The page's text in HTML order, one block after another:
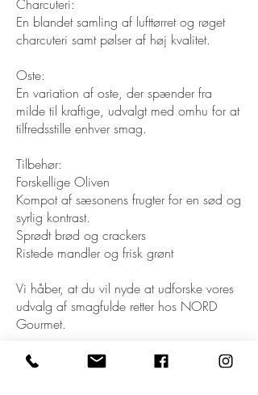
Charcuteri:
En blandet samling af lufttørret og røget
charcuteri samt pølser af høj kvalitet.
Oste:
En variation af oste, der spænder fra
milde til kraftige, udvalgt med omhu for at
tilfredsstille enhver smag.
Tilbehør:
Forskellige Oliven
Kompot af sæsonens frugter for en sød og
syrlig kontrast.
Sprødt brød og crackers
Ristede mandler og frisk grønt
Vi håber, at du vil nyde at udforske vores
udvalg af smagfulde retter hos NORD
Gourmet.
Velbekomme!